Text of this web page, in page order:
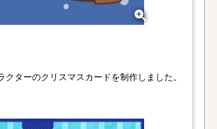
クターのクリスマスカードを制作しました。